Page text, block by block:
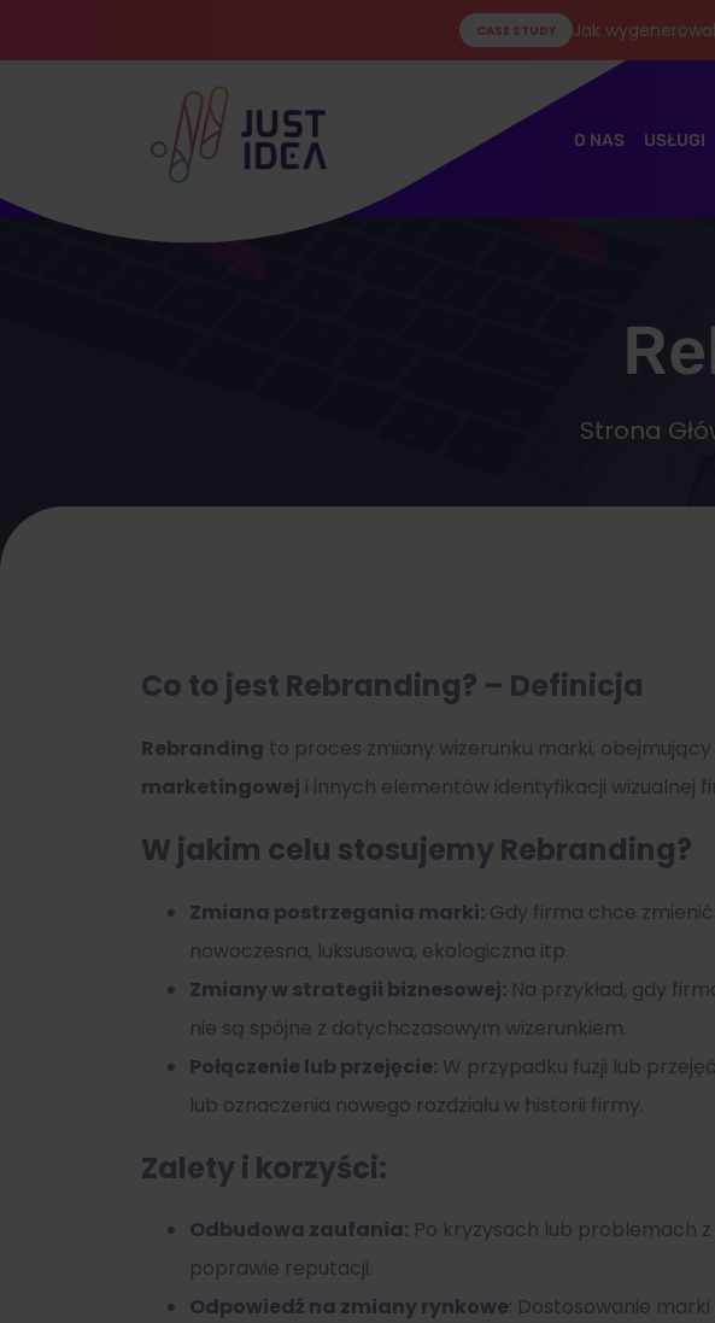
CASE STUDY Jak
O NAS USŁUGI
Strona
Co to jest Rebranding? – Definicja
Rebranding to proces zmiany wizerunku marki,
marketingowej i innych elementów identyfikacji wizualnej
W jakim celu stosujemy Rebranding?
Zmiana postrzegania marki: Gdy firma chce
nowoczesna, luksusowa, ekologiczna itp.
Zmiany w strategii biznesowej: Na przykład, gdy
nie są spójne z dotychczasowym wizerunkiem.
Połączenie lub przejęcie: W przypadku fuzji lub
lub oznaczenia nowego rozdziału w historii firmy.
Zalety i korzyści:
Odbudowa zaufania: Po kryzysach lub problemach
poprawie reputacji.
Odpowiedź na zmiany rynkowe: Dostosowanie